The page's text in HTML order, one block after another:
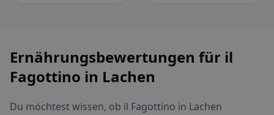
Ernährungsbewertungen für il
Fagottino in Lachen
Du möchtest wissen, ob il Fagottino in Lachen